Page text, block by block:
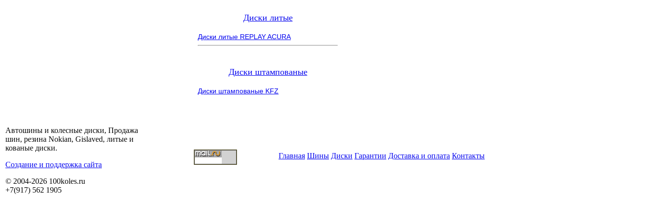
Диски литые
Диски литые REPLAY ACURA
Диски штампованые
Диски штампованые KFZ
Автошины и колесные диски, Продажа
шин, резина Nokian, Gislaved, литые и
кованые диски.
Cоздание и поддержка сайта
© 2004-2026 100koles.ru
+7(917) 562 1905
Главная Шины Диски Гарантии Доставка и оплата Контакты